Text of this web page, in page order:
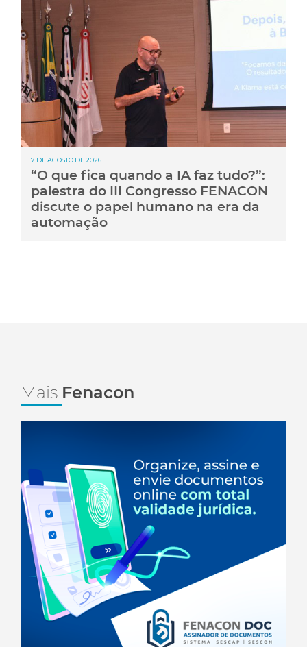
7 DE AGOSTO DE 2026
“O que fica quando a IA faz tudo?”:
palestra do III Congresso FENACON
discute o papel humano na era da
automação
Mais Fenacon